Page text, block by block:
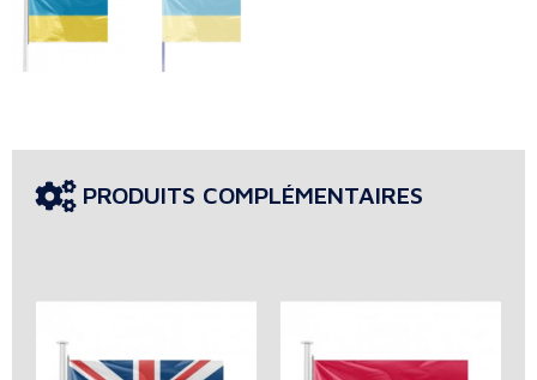
PRODUITS COMPLÉMENTAIRES